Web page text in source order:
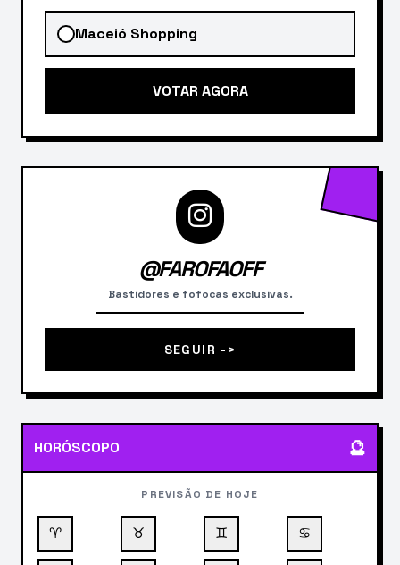
Maceió Shopping
VOTAR AGORA
@FAROFAOFF
Bastidores e fofocas exclusivas.
SEGUIR ->
HORÓSCOPO 🔮
PREVISÃO DE HOJE
♈ ♉ ♊ ♋